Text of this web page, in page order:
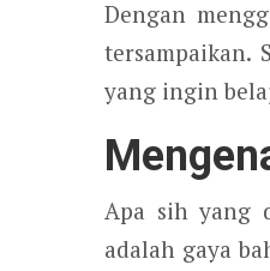
Dengan
tersampaikan.
yang ingin
Apa sih yang
adalah gaya